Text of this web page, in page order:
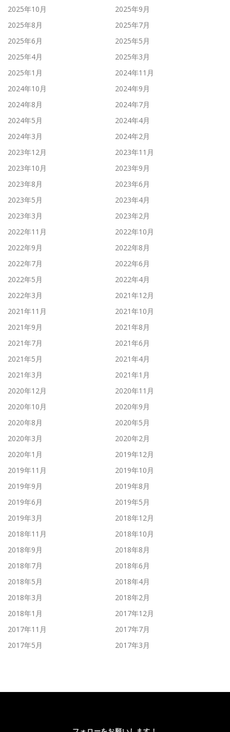
2025年10月
2025年9月
2025年8月
2025年7月
2025年6月
2025年5月
2025年4月
2025年3月
2025年1月
2024年11月
2024年10月
2024年9月
2024年8月
2024年7月
2024年5月
2024年4月
2024年3月
2024年2月
2023年12月
2023年11月
2023年10月
2023年9月
2023年8月
2023年6月
2023年5月
2023年4月
2023年3月
2023年2月
2022年11月
2022年10月
2022年9月
2022年8月
2022年7月
2022年6月
2022年5月
2022年4月
2022年3月
2021年12月
2021年11月
2021年10月
2021年9月
2021年8月
2021年7月
2021年6月
2021年5月
2021年4月
2021年3月
2021年1月
2020年12月
2020年11月
2020年10月
2020年9月
2020年8月
2020年5月
2020年3月
2020年2月
2020年1月
2019年12月
2019年11月
2019年10月
2019年9月
2019年8月
2019年6月
2019年5月
2019年3月
2018年12月
2018年11月
2018年10月
2018年9月
2018年8月
2018年7月
2018年6月
2018年5月
2018年4月
2018年3月
2018年2月
2018年1月
2017年12月
2017年11月
2017年7月
2017年5月
2017年3月